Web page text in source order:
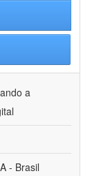
a
- Brasil